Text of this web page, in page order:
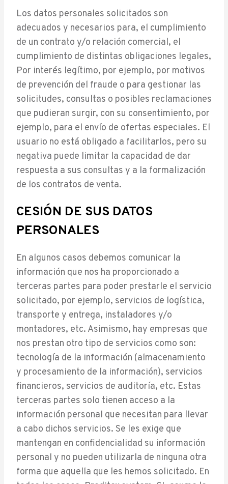
Los datos personales solicitados son
adecuados y necesarios para, el cumplimiento
de un contrato y/o relación comercial, el
cumplimiento de distintas obligaciones legales,
Por interés legítimo, por ejemplo, por motivos
de prevención del fraude o para gestionar las
solicitudes, consultas o posibles reclamaciones
que pudieran surgir, con su consentimiento, por
ejemplo, para el envío de ofertas especiales. El
usuario no está obligado a facilitarlos, pero su
negativa puede limitar la capacidad de dar
respuesta a sus consultas y a la formalización
de los contratos de venta.
CESIÓN DE SUS DATOS
PERSONALES
En algunos casos debemos comunicar la
información que nos ha proporcionado a
terceras partes para poder prestarle el servicio
solicitado, por ejemplo, servicios de logística,
transporte y entrega, instaladores y/o
montadores, etc. Asimismo, hay empresas que
nos prestan otro tipo de servicios como son:
tecnología de la información (almacenamiento
y procesamiento de la información), servicios
financieros, servicios de auditoría, etc. Estas
terceras partes solo tienen acceso a la
información personal que necesitan para llevar
a cabo dichos servicios. Se les exige que
mantengan en confidencialidad su información
personal y no pueden utilizarla de ninguna otra
forma que aquella que les hemos solicitado. En